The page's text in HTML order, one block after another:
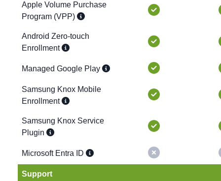
Apple Volume Purchase
Program (VPP)
Android Zero-touch
Enrollment
Managed Google Play
Samsung Knox Mobile
Enrollment
Samsung Knox Service
Plugin
Microsoft Entra ID
Support